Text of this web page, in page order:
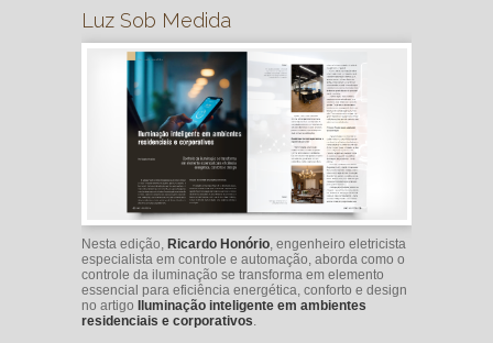
Luz Sob Medida
Nesta edição, Ricardo Honório , engenheiro eletricista
especialista em controle e automação, aborda como o
controle da iluminação se transforma em elemento
essencial para eficiência energética, conforto e design
no artigo Iluminação inteligente em ambientes
residenciais e corporativos